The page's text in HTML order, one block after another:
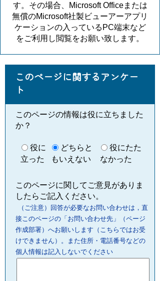
す。その場合、Microsoft Officeまたは
無償のMicrosoft社製ビューアーアプリ
ケーションの入っているPC端末など
をご利用し閲覧をお願い致します。
このページに関するアンケー
ト
このページの情報は役に立ちました
か？
役に
立った
どちらと
もいえない
役にたた
なかった
このページに関してご意見がありま
したらご記入ください。
（ご注意）回答が必要なお問い合わせは，直
接このページの「お問い合わせ先」（ページ
作成部署）へお願いします（こちらではお受
けできません）。また住所・電話番号などの
個人情報は記入しないでください